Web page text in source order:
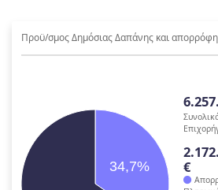
Προϋ/σμος Δημόσιας Δαπάνης και
34,7%
€